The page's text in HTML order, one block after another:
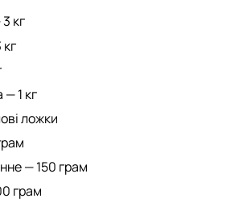
кг
— 1 кг
ложки
— 150 грам
грам